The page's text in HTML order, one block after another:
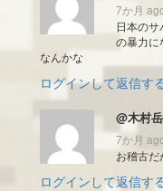
7か月
日本の
の暴力に
なんかな
ログインして返信す
@木村
7か月
お稽古だ
ログインして返信す